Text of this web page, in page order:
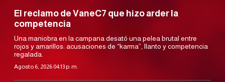
El reclamo de VaneC7 que hizo arder la
competencia
Una maniobra en la campana desató una pelea brutal entre
rojos y amarillos: acusaciones de “karma”, llanto y competencia
regalada.
Agosto 6, 2026 04:13 p. m.